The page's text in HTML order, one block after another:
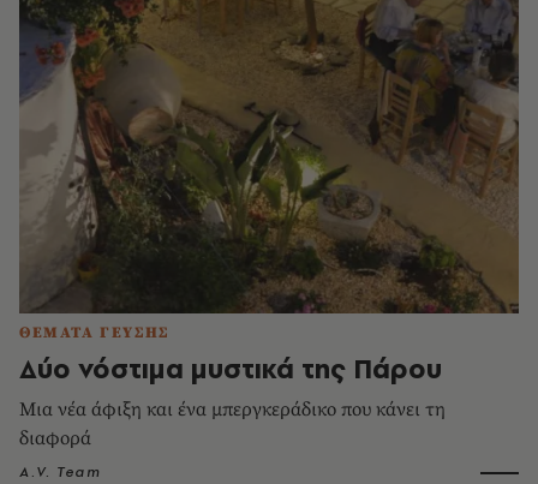
ΘΕΜΑΤΑ ΓΕΥΣΗΣ
Δύο νόστιμα μυστικά της Πάρου
Μια νέα άφιξη και ένα μπεργκεράδικο που κάνει τη
διαφορά
A.V. Team